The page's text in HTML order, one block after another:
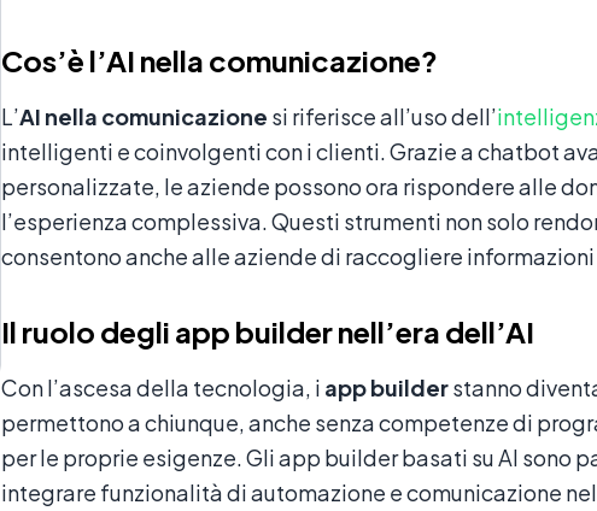
Cos’è l’AI nella comunicazione?
L’AI nella comunicazione si riferisce all’uso dell’
intelligenti e coinvolgenti con i clienti. Grazie a chatbot
personalizzate, le aziende possono ora rispondere alle
l’esperienza complessiva. Questi strumenti non solo
consentono anche alle aziende di raccogliere
Il ruolo degli app builder nell’era dell’AI
Con l’ascesa della tecnologia, i app builderstanno
permettono a chiunque, anche senza competenze di
per le proprie esigenze. Gli app builder basati su AI sono
integrare funzionalità di automazione e comunicazione